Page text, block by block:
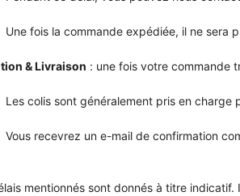
Une fois la commande expédiée, il ne sera
& Livraison : une fois votre commande
Les colis sont généralement pris en charge
Vous recevrez un e-mail de confirmation
mentionnés sont donnés à titre